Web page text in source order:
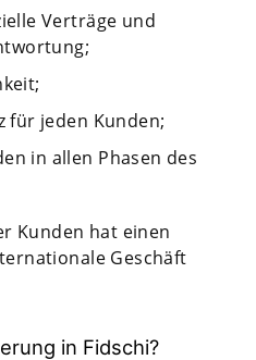
Verträge und
für jeden Kunden;
in allen Phasen des
Kunden hat einen
Geschäft
in Fidschi?